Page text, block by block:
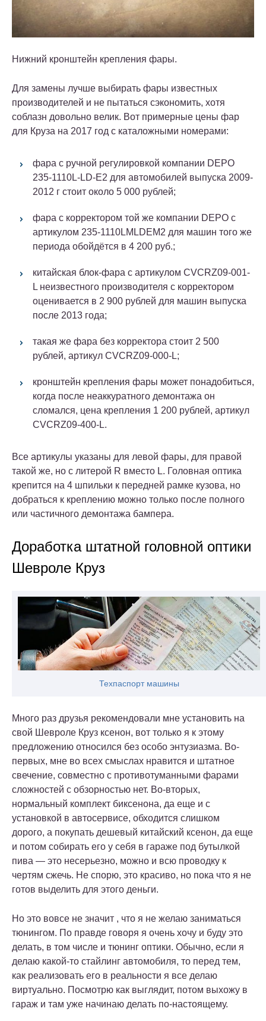
Нижний кронштейн крепления фары.
Для замены лучше выбирать фары известных
производителей и не пытаться сэкономить, хотя
соблазн довольно велик. Вот примерные цены фар
для Круза на 2017 год с каталожными номерами:
фара с ручной регулировкой компании DEPO
235-1110L-LD-E2 для автомобилей выпуска 2009-
2012 г стоит около 5 000 рублей;
фара с корректором той же компании DEPO с
артикулом 235-1110LMLDEM2 для машин того же
периода обойдётся в 4 200 руб.;
китайская блок-фара с артикулом CVCRZ09-001-
L неизвестного производителя с корректором
оценивается в 2 900 рублей для машин выпуска
после 2013 года;
такая же фара без корректора стоит 2 500
рублей, артикул CVCRZ09-000-L;
кронштейн крепления фары может понадобиться,
когда после неаккуратного демонтажа он
сломался, цена крепления 1 200 рублей, артикул
CVCRZ09-400-L.
Все артикулы указаны для левой фары, для правой
такой же, но с литерой R вместо L. Головная оптика
крепится на 4 шпильки к передней рамке кузова, но
добраться к креплению можно только после полного
или частичного демонтажа бампера.
Доработка штатной головной оптики
Шевроле Круз
Техпаспорт машины
Много раз друзья рекомендовали мне установить на
свой Шевроле Круз ксенон, вот только я к этому
предложению относился без особо энтузиазма. Во-
первых, мне во всех смыслах нравится и штатное
свечение, совместно с противотуманными фарами
сложностей с обзорностью нет. Во-вторых,
нормальный комплект биксенона, да еще и с
установкой в автосервисе, обходится слишком
дорого, а покупать дешевый китайский ксенон, да еще
и потом собирать его у себя в гараже под бутылкой
пива — это несерьезно, можно и всю проводку к
чертям сжечь. Не спорю, это красиво, но пока что я не
готов выделить для этого деньги.
Но это вовсе не значит , что я не желаю заниматься
тюнингом. По правде говоря я очень хочу и буду это
делать, в том числе и тюнинг оптики. Обычно, если я
делаю какой-то стайлинг автомобиля, то перед тем,
как реализовать его в реальности я все делаю
виртуально. Посмотрю как выглядит, потом выхожу в
гараж и там уже начинаю делать по-настоящему.